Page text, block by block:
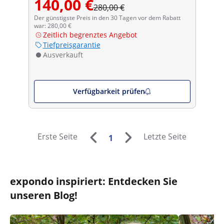
140,00 €280,00 €
Der günstigste Preis in den 30 Tagen vor dem Rabatt
war: 280,00 €
Zeitlich begrenztes Angebot
Tiefpreisgarantie
Ausverkauft
Verfügbarkeit prüfen
Erste Seite 1 Letzte Seite
expondo inspiriert: Entdecken Sie
unseren Blog!